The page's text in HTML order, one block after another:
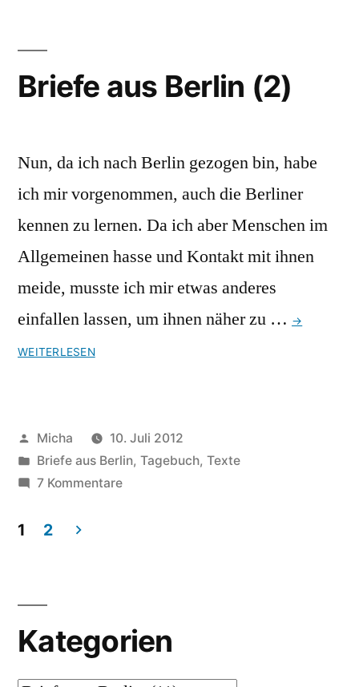
und
geben
Pressekonferenz
zur
Kunst
Briefe aus Berlin (2)
Nun, da ich nach Berlin gezogen bin, habe
ich mir vorgenommen, auch die Berliner
kennen zu lernen. Da ich aber Menschen im
Allgemeinen hasse und Kontakt mit ihnen
meide, musste ich mir etwas anderes
einfallen lassen, um ihnen näher zu … →
WEITERLESEN
Veröffentlicht
von
Micha
10. Juli 2012
Veröffentlicht
unter
Briefe aus Berlin, Tagebuch, Texte
7 Kommentarezu
der
Beiträge
1 2
Kategorien